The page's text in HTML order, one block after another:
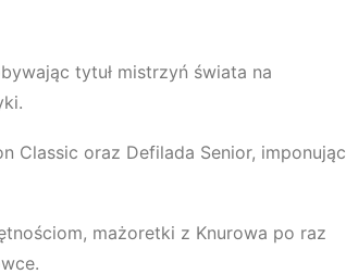
tytuł mistrzyń świata na
Classic oraz Defilada Senior, imponując
mażoretki z Knurowa po raz